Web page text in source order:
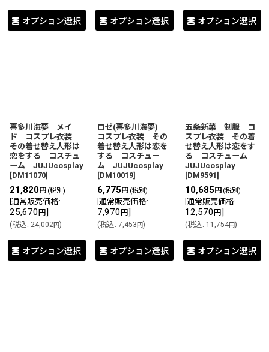
オプション選択 オプション選択 オプション選択
喜多川海夢 メイ
ド コスプレ衣装
その着せ替え人形は
恋をする コスチュ
ーム JUJUcosplay
[DM11070]
21,820円 (税別)
通常販売価格:
25,670 円]
(税込: 24,002円)
オプション選択
ロゼ(喜多川海夢)
コスプレ衣装 その
着せ替え人形は恋を
する コスチュー
ム JUJUcosplay
[DM10019]
6,775 円 (税別)
通常販売価格:
7,970 円]
(税込: 7,453円)
オプション選択
五条新菜 制服 コ
スプレ衣装 その着
せ替え人形は恋をす
る コスチューム
JUJUcosplay
[DM9591]
10,685 円 (税別)
通常販売価格:
12,570 円]
(税込: 11,754円)
オプション選択